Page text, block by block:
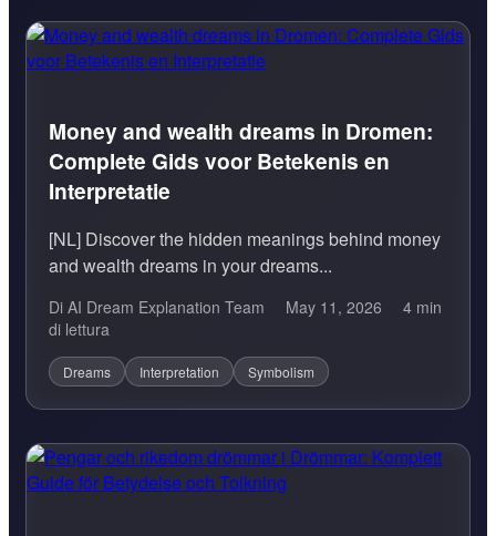
Money and wealth dreams in Dromen:
Complete Gids voor Betekenis en
Interpretatie
[NL] Discover the hidden meanings behind money
and wealth dreams in your dreams...
Di AI Dream Explanation Team May 11, 2026
4 min
di lettura
Dreams Interpretation Symbolism